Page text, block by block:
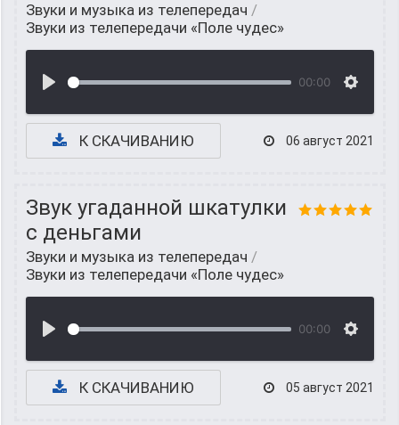
Звуки и музыка из телепередач /
Звуки из телепередачи «Поле чудес»
00:00
К СКАЧИВАНИЮ 06 август 2021
Звук угаданной шкатулки
с деньгами
Звуки и музыка из телепередач /
Звуки из телепередачи «Поле чудес»
00:00
К СКАЧИВАНИЮ 05 август 2021